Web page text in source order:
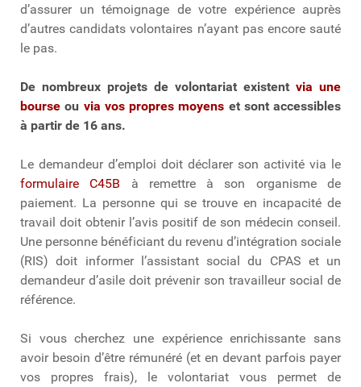
d’assurer un témoignage de votre expérience auprès
d’autres candidats volontaires n’ayant pas encore sauté
le pas.
De nombreux projets de volontariat existent via une
bourse ou via vos propres moyens et sont accessibles
à partir de 16 ans.
Le demandeur d’emploi doit déclarer son activité via le
formulaire C45B à remettre à son organisme de
paiement. La personne qui se trouve en incapacité de
travail doit obtenir l’avis positif de son médecin conseil.
Une personne bénéficiant du revenu d’intégration sociale
(RIS) doit informer l’assistant social du CPAS et un
demandeur d’asile doit prévenir son travailleur social de
référence.
Si vous cherchez une expérience enrichissante sans
avoir besoin d’être rémunéré (et en devant parfois payer
vos propres frais), le volontariat vous permet de